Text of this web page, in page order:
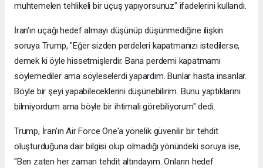
muhtemelen tehlikeli bir uçuş yapıyorsunuz" ifadelerini kullandı.
İran'ın uçağı hedef almayı düşünüp düşünmediğine ilişkin
soruya Trump, "Eğer sizden perdeleri kapatmanızı istedilerse,
demek ki öyle hissetmişlerdir. Bana perdemi kapatmamı
söylemediler ama söyleselerdi yapardım. Bunlar hasta insanlar.
Böyle bir şeyi yapabileceklerini düşünebilirim. Bunu yaptıklarını
bilmiyordum ama böyle bir ihtimali görebiliyorum" dedi.
Trump, İran'ın Air Force One'a yönelik güvenilir bir tehdit
oluşturduğuna dair bilgisi olup olmadığı yönündeki soruya ise,
"Ben zaten her zaman tehdit altındayım. Onların hedef